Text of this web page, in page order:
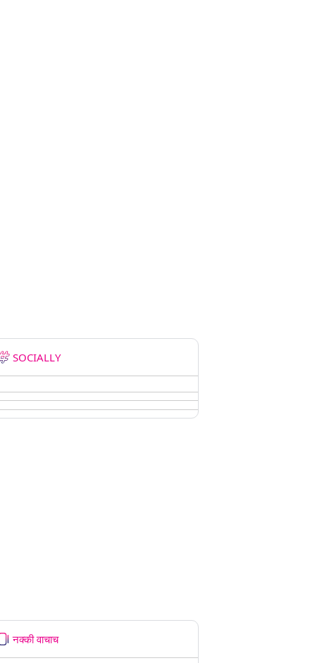
SOCIALLY
नक्की वाचाच